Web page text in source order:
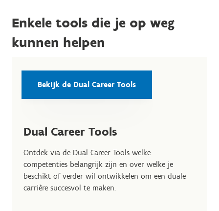
Enkele tools die je op weg
kunnen helpen
Dual Career Tools
Ontdek via de Dual Career Tools welke
competenties belangrijk zijn en over welke je
beschikt of verder wil ontwikkelen om een duale
carrière succesvol te maken.
Bekijk de Dual Career Tools